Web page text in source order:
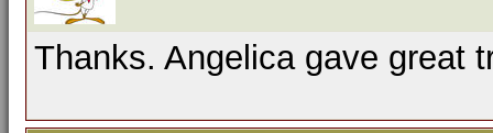
Thanks. Angelica gave great